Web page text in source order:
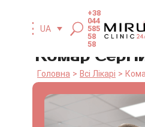
UA
+38
044
585
58
58
Комар
Головна Всі Лікарі